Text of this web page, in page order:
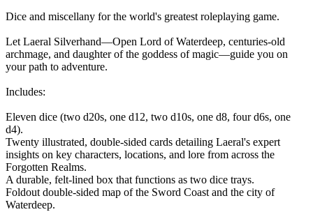
Dice and miscellany for the world's greatest roleplaying game.
Let Laeral Silverhand—Open Lord of Waterdeep, centuries-old
archmage, and daughter of the goddess of magic—guide you on
your path to adventure.
Includes:
Eleven dice (two d20s, one d12, two d10s, one d8, four d6s, one
d4).
Twenty illustrated, double-sided cards detailing Laeral's expert
insights on key characters, locations, and lore from across the
Forgotten Realms.
A durable, felt-lined box that functions as two dice trays.
Foldout double-sided map of the Sword Coast and the city of
Waterdeep.